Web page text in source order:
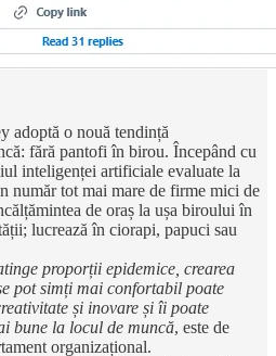
adoptă o nouă tendință
fără pantofi în birou. Începând cu
inteligenței artificiale evaluate la
număr tot mai mare de firme mici de
de oraș la ușa biroului în
lucrează în ciorapi, papuci sau
proporții epidemice, crearea
pot simți mai confortabil poate
și inovare și îi poate
bune la locul de muncă, este de
organizațional.